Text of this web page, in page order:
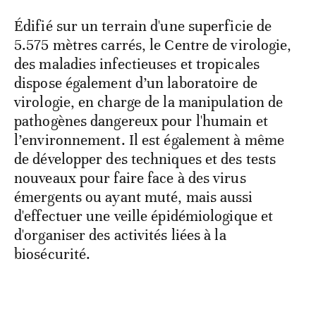
Édifié sur un terrain d'une superficie de
5.575 mètres carrés, le Centre de virologie,
des maladies infectieuses et tropicales
dispose également d’un laboratoire de
virologie, en charge de la manipulation de
pathogènes dangereux pour l'humain et
l’environnement. Il est également à même
de développer des techniques et des tests
nouveaux pour faire face à des virus
émergents ou ayant muté, mais aussi
d'effectuer une veille épidémiologique et
d'organiser des activités liées à la
biosécurité.